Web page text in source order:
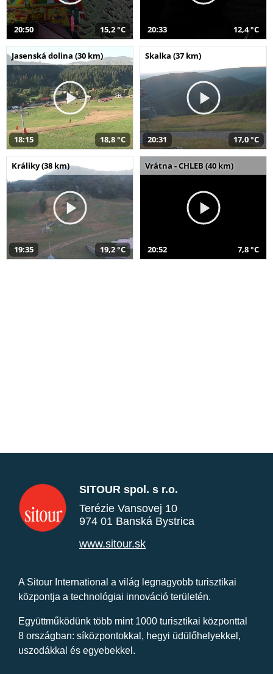
20:50 15,2 °C 20:33 12,4 °C
Jasenská dolina (30 km)
18:15 18,8 °C
Skalka (37 km)
20:31 17,0 °C
Králiky (38 km)
19:35 19,2 °C
Vrátna - CHLEB (40 km)
20:52 7,8 °C
SITOUR spol. s r.o.
Terézie Vansovej 10
974 01 Banská Bystrica
www.sitour.sk
A Sitour International a világ legnagyobb turisztikai
központja a technológiai innováció területén.
Együttműködünk több mint 1000 turisztikai központtal
8 országban: síközpontokkal, hegyi üdülőhelyekkel,
uszodákkal és egyebekkel.